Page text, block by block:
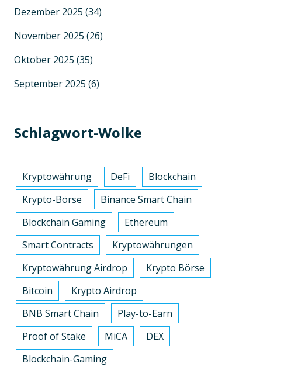
Dezember 2025 (34)
November 2025 (26)
Oktober 2025 (35)
September 2025 (6)
Schlagwort-Wolke
Kryptowährung DeFi
Blockchain
Krypto-Börse
Binance Smart Chain
Blockchain Gaming
Ethereum
Smart Contracts
Kryptowährungen
Kryptowährung Airdrop
Krypto Börse
Bitcoin
Krypto Airdrop
BNB Smart Chain
Play-to-Earn
Proof of Stake
MiCA
DEX
Blockchain-Gaming